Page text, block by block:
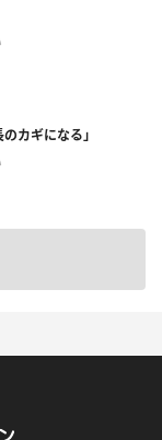
カギになる」